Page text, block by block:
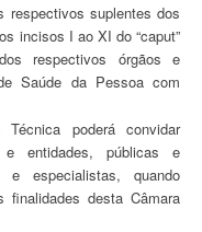
respectivos suplentes dos
incisos I ao XI do “caput”
respectivos órgãos e
Saúde da Pessoa com
poderá convidar
e entidades, públicas e
e especialistas, quando
finalidades desta Câmara